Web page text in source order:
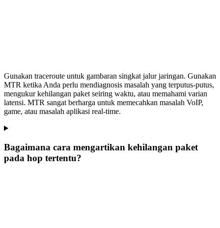
Gunakan traceroute untuk gambaran singkat jalur jaringan. Gunakan
MTR ketika Anda perlu mendiagnosis masalah yang terputus-putus,
mengukur kehilangan paket seiring waktu, atau memahami varian
latensi. MTR sangat berharga untuk memecahkan masalah VoIP,
game, atau masalah aplikasi real-time.
Bagaimana cara mengartikan kehilangan paket
pada hop tertentu?